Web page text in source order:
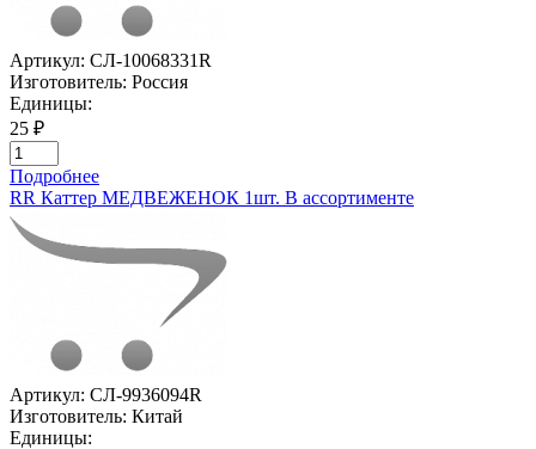
Артикул: СЛ-10068331R
Изготовитель: Россия
Единицы:
25 ₽
Подробнее
RR Каттер МЕДВЕЖЕНОК 1шт. В ассортименте
Артикул: СЛ-9936094R
Изготовитель: Китай
Единицы: